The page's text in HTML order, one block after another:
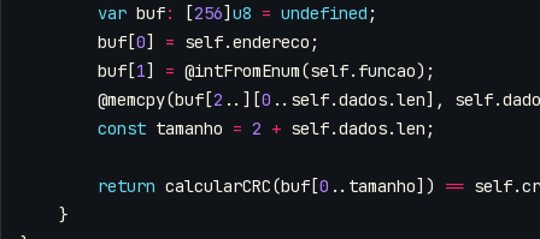
var buf: [256] u8 = undefined ;
buf [0] = self.endereco ;
buf [1] = @intFromEnum(self. funcao);
@memcpy(buf [2 ..][0 .. self.dados.len], self.
const tamanho = 2 + self.dados.len ;
return calcularCRC(buf [0 .. tamanho]) == self.
}